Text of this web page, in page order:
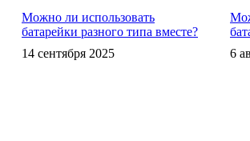
Можно ли использовать
батарейки разного типа вместе?
14 сентября 2025
6